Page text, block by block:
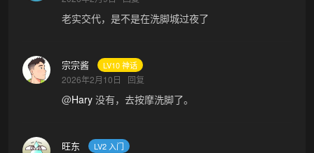
老实交代，是不是在洗脚城过夜了
宗宗酱 LV10 神话
2026年2月10日 回复
@Hary 没有，去按摩洗脚了。
旺东 LV2 入门